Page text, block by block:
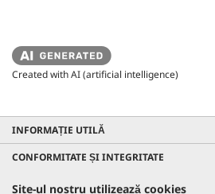
Site-ul nostru utilizează cookies
Created with AI (artificial intelligence)
INFORMAȚIE UTILĂ
CONFORMITATE ȘI INTEGRITATE
CONTACTE